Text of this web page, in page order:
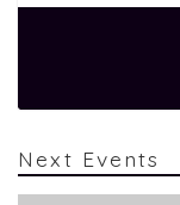
Next Events